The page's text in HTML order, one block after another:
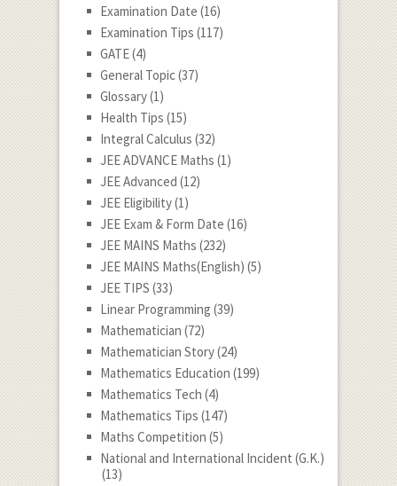
Examination Date (16)
Examination Tips (117)
GATE(4)
General Topic(37)
Glossary(1)
Health Tips (15)
Integral Calculus (32)
JEE ADVANCE Maths (1)
JEE Advanced (12)
JEE Eligibility(1)
JEE Exam & Form Date (16)
JEE MAINS Maths (232)
JEE MAINS Maths(English) (5)
JEE TIPS (33)
Linear Programming (39)
Mathematician (72)
Mathematician Story(24)
Mathematics Education (199)
Mathematics Tech (4)
Mathematics Tips (147)
Maths Competition (5)
National and International Incident (G.K.)
(13)